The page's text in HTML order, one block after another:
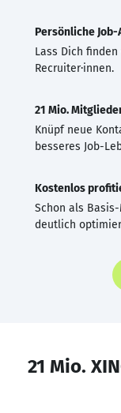
Persönliche
Lass Dich
Recruiter·innen.
21 Mio.
Knüpf neue
besseres Job-
Kostenlos
Schon als
deutlich
21 Mio.